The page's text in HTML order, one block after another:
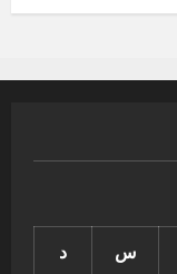
س
د